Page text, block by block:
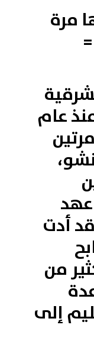
مرة
=
عام
مرتين
أدت
من
إلى